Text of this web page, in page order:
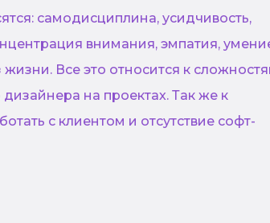
самодисциплина, усидчивость,
внимания, эмпатия,
Все это относится к
на проектах. Так же к
с клиентом и отсутствие софт-